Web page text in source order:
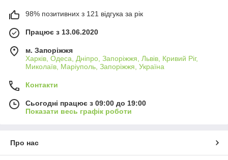
98% позитивних з 121 відгука за рік
Працює з 13.06.2020
м. Запоріжжя
Харків, Одеса, Дніпро, Запоріжжя, Львів, Кривий Ріг,
Миколаїв, Маріуполь, Запоріжжя, Україна
Контакти
Сьогодні працює з 09:00 до 19:00
Показати весь графік роботи
Про нас